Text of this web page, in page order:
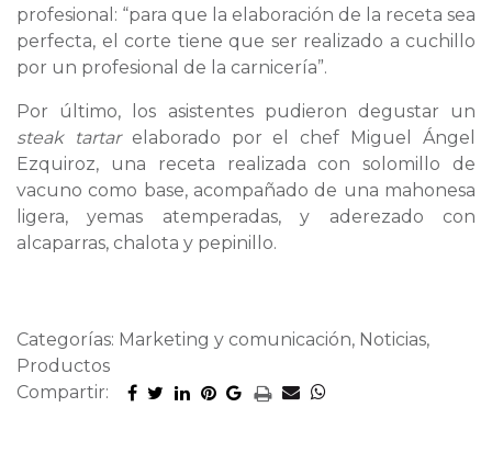
profesional: “para que la elaboración de la receta sea
perfecta, el corte tiene que ser realizado a cuchillo
por un profesional de la carnicería”.
Por último, los asistentes pudieron degustar un
steak tartarelaborado por el chef Miguel Ángel
Ezquiroz, una receta realizada con solomillo de
vacuno como base, acompañado de una mahonesa
ligera, yemas atemperadas, y aderezado con
alcaparras, chalota y pepinillo.
Categorías: Marketing y comunicación, Noticias,
Productos
Compartir: